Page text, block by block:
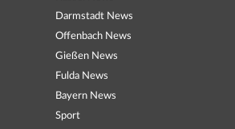
Darmstadt News
Offenbach News
Gießen News
Fulda News
Bayern News
Sport